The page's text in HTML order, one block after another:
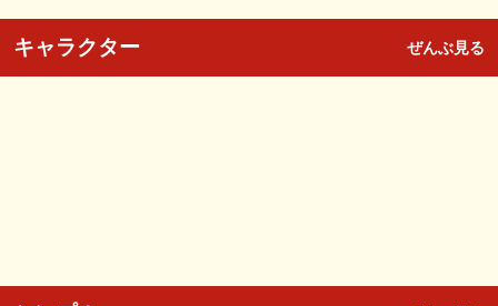
キャラクター ぜんぶ見る